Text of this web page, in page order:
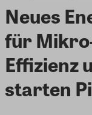
Neues
für
Effizienz
starten